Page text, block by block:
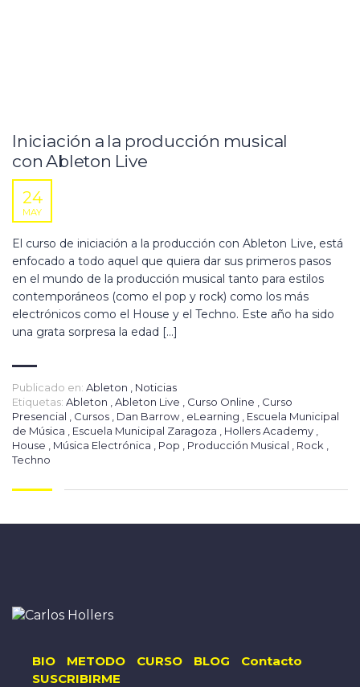
Iniciación a la producción musical
con Ableton Live
24
MAY
El curso de iniciación a la producción con Ableton Live, está
enfocado a todo aquel que quiera dar sus primeros pasos
en el mundo de la producción musical tanto para estilos
contemporáneos (como el pop y rock) como los más
electrónicos como el House y el Techno. Este año ha sido
una grata sorpresa la edad […]
Publicado en: Ableton
Noticias
Etiquetas: Ableton Ableton Live Curso Online
Curso
Presencial
Cursos Dan Barrow eLearning
Escuela Municipal
de Música
Escuela Municipal Zaragoza Hollers Academy
House
Música Electrónica Pop Producción Musical Rock
Techno
BIO METODO CURSO BLOG
Contacto
SUSCRIBIRME